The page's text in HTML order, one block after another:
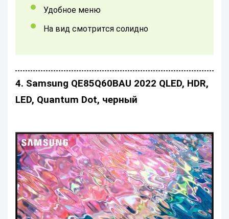
Удобное меню
на вид смотрится солидно
4. Samsung QE85Q60BAU 2022 QLED, HDR,
LED, Quantum Dot, черный